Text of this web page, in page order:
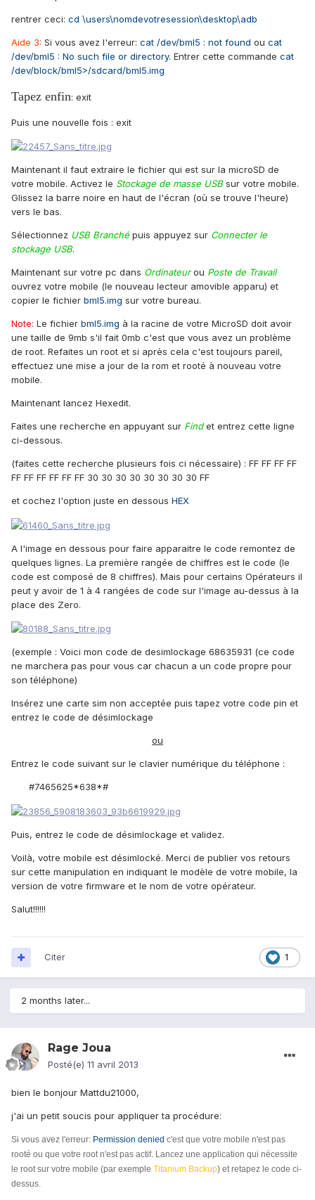
rentrer ceci: cd \users\nomdevotresession\desktop\adb
Aide 3: Si vous avez l'erreur: cat /dev/bml5 : not found ou cat
/dev/bml5 : No such file or directory. Entrer cette commande cat
/dev/block/bml5>/sdcard/bml5.img
Tapez enfin: exit
Puis une nouvelle fois : exit
Maintenant il faut extraire le fichier qui est sur la microSD de
votre mobile. Activez le Stockage de masse USBsur votre mobile.
Glissez la barre noire en haut de l'écran (où se trouve l'heure)
vers le bas.
Sélectionnez USB Branché puis appuyez sur Connecter le
stockage USB.
Maintenant sur votre pc dans Ordinateurou Poste de Travail
ouvrez votre mobile (le nouveau lecteur amovible apparu) et
copier le fichier bml5.img sur votre bureau.
Note: Le fichier bml5.img à la racine de votre MicroSD doit avoir
une taille de 9mb s'il fait 0mb c'est que vous avez un problème
de root. Refaites un root et si après cela c'est toujours pareil,
effectuez une mise a jour de la rom et rooté à nouveau votre
mobile.
Maintenant lancez Hexedit.
Faites une recherche en appuyant sur Findet entrez cette ligne
ci-dessous.
(faites cette recherche plusieurs fois ci nécessaire) : FF FF FF FF
FF FF FF FF FF FF 30 30 30 30 30 30 30 30 FF
et cochez l'option juste en dessous HEX
A l'image en dessous pour faire apparaitre le code remontez de
quelques lignes. La première rangée de chiffres est le code (le
code est composé de 8 chiffres). Mais pour certains Opérateurs il
peut y avoir de 1 à 4 rangées de code sur l'image au-dessus à la
place des Zero.
(exemple : Voici mon code de desimlockage 68635931 (ce code
ne marchera pas pour vous car chacun a un code propre pour
son téléphone)
Insérez une carte sim non acceptée puis tapez votre code pin et
entrez le code de désimlockage
ou
Entrez le code suivant sur le clavier numérique du téléphone :
#7465625*638*#
Puis, entrez le code de désimlockage et validez.
Voilà, votre mobile est désimlocké. Merci de publier vos retours
sur cette manipulation en indiquant le modèle de votre mobile, la
version de votre firmware et le nom de votre opérateur.
Salut!!!!!!
1
Citer
2 months later...
Rage Joua
Posté(e) 11 avril 2013
bien le bonjour Mattdu21000,
j'ai un petit soucis pour appliquer ta procédure:
Si vous avez l'erreur: Permission denied c'est que votre mobile n'est pas
rooté ou que votre root n'est pas actif. Lancez une application qui nécessite
le root sur votre mobile (par exemple Titanium Backup) et retapez le code ci-
dessus.